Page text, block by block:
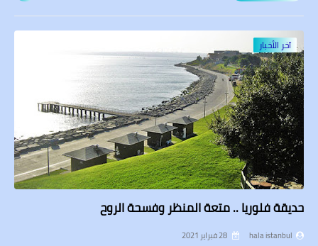
آخر الأخبار
حديقة فلوريا .. متعة المنظر وفسحة الروح
hala istanbul